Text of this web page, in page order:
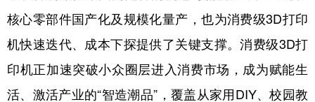
核心零部件国产化及规模化量产，也为消费级3D打印
机快速迭代、成本下探提供了关键支撑。消费级3D打
印机正加速突破小众圈层进入消费市场，成为赋能生
活、激活产业的“智造潮品”，覆盖从家用DIY、校园教